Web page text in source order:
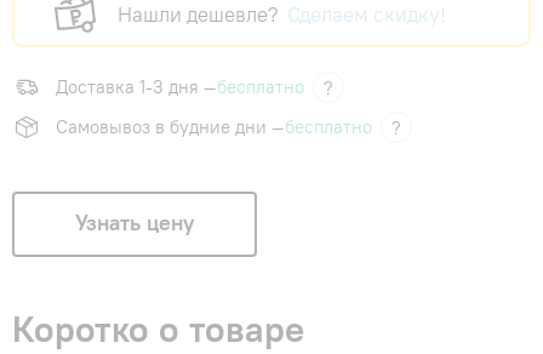
Нашли дешевле? Сделаем скидку!
Доставка 1-3 дня —бесплатно
?
Самовывоз в будние дни —бесплатно ?
Узнать цену
Коротко о товаре